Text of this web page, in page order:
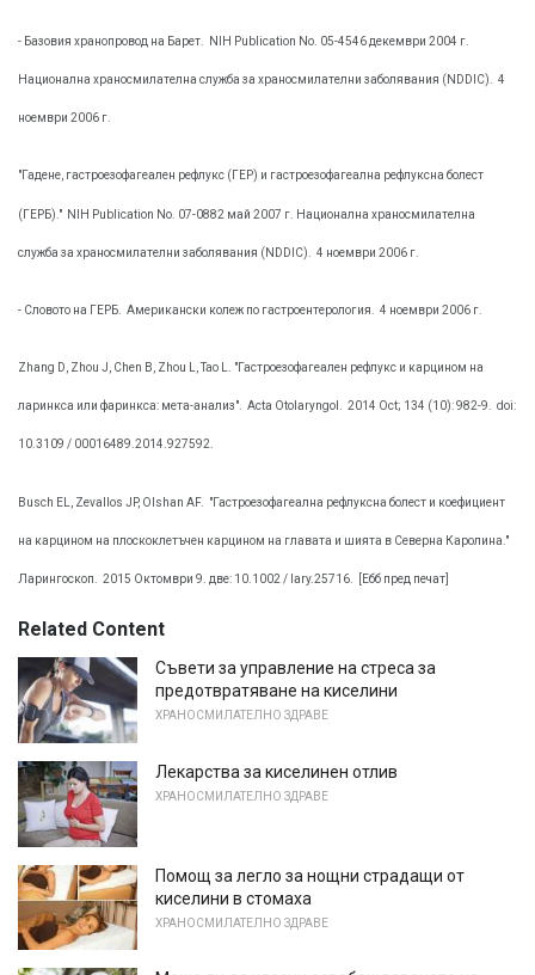
- Базовия хранопровод на Барет. NIH Publication No. 05-4546 декември 2004 г.
Национална храносмилателна служба за храносмилателни заболявания (NDDIC). 4
ноември 2006 г.
"Гадене, гастроезофагеален рефлукс (ГЕР) и гастроезофагеална рефлуксна болест
(ГЕРБ)." NIH Publication No. 07-0882 май 2007 г. Национална храносмилателна
служба за храносмилателни заболявания (NDDIC). 4 ноември 2006 г.
- Словото на ГЕРБ. Американски колеж по гастроентерология. 4 ноември 2006 г.
Zhang D, Zhou J, Chen B, Zhou L, Tao L. "Гастроезофагеален рефлукс и карцином на
ларинкса или фаринкса: мета-анализ". Acta Otolaryngol. 2014 Oct; 134 (10): 982-9. doi:
10.3109 / 00016489.2014.927592.
Busch EL, Zevallos JP, Olshan AF. "Гастроезофагеална рефлуксна болест и коефициент
на карцином на плоскоклетъчен карцином на главата и шията в Северна Каролина."
Ларингоскоп. 2015 Октомври 9. две: 10.1002 / lary.25716. [Ебб пред печат]
Related Content
Съвети за управление на стреса за
предотвратяване на киселини
ХРАНОСМИЛАТЕЛНО ЗДРАВЕ
Лекарства за киселинен отлив
ХРАНОСМИЛАТЕЛНО ЗДРАВЕ
Помощ за легло за нощни страдащи от
киселини в стомаха
ХРАНОСМИЛАТЕЛНО ЗДРАВЕ